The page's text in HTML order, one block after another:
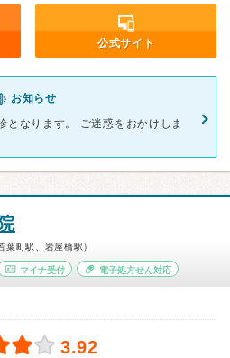
公式サイト
お知らせ
なります。 ご迷惑をおかけしま
町駅、岩屋橋駅）
マイナ受付 電子処方せん対応
3.92